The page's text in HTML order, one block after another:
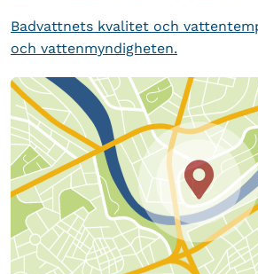
Badvattnets kvalitet och
och vattenmyndigheten.